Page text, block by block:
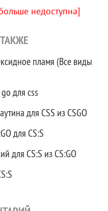
недоступна]
пламя (Все виды
для css
для CSS из CSGO
для CS:S
для CS:S из CS:GO